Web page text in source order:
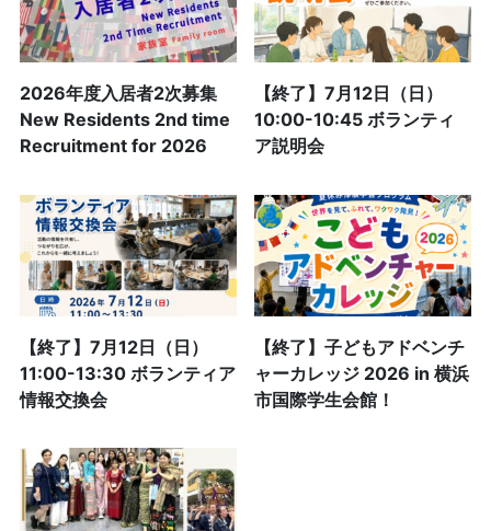
2026年度入居者2次募集
New Residents 2nd time
Recruitment for 2026
【終了】7月12日（日）
10:00-10:45 ボランティ
ア説明会
【終了】7月12日（日）
11:00-13:30 ボランティア
情報交換会
【終了】子どもアドベンチ
ャーカレッジ 2026 in 横浜
市国際学生会館！